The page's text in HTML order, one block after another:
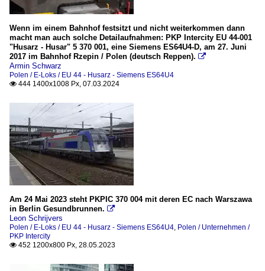
Wenn im einem Bahnhof festsitzt und nicht weiterkommen dann
macht man auch solche Detailaufnahmen: PKP Intercity EU 44-001
"Husarz - Husar" 5 370 001, eine Siemens ES64U4-D, am 27. Juni
2017 im Bahnhof Rzepin / Polen (deutsch Reppen). 
Armin Schwarz
Polen / E-Loks / EU 44 - Husarz - Siemens ES64U4
 444 1400x1008 Px, 07.03.2024
Am 24 Mai 2023 steht PKPIC 370 004 mit deren EC nach Warszawa
in Berlin Gesundbrunnen. 
Leon Schrijvers
Polen / E-Loks / EU 44 - Husarz - Siemens ES64U4, Polen / Unternehmen /
PKP Intercity
 452 1200x800 Px, 28.05.2023